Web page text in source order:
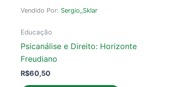
Vendido Por: Sergio_Sklar
Educação
Psicanálise e Direito: Horizonte
Freudiano
R$60,50